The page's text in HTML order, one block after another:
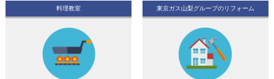
料理教室 東京ガス山梨グループのリフォーム